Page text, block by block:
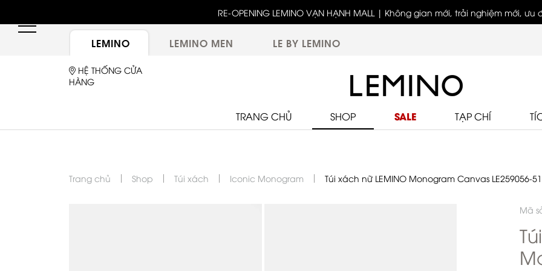
túi LEMINO với logo Double L mới sau một thập kỷ
RE-OPENING LEMINO VẠN HẠNH MALL | Không gian mới, trải nghiệm mới, ưu
biệt
LEMINO LEMINO MEN LE BY LEMINO
HỆ THỐNG CỬA
HÀNG
TRANG CHỦ SHOP SALE TẠP CHÍ
Trang chủ Shop Túi xách Iconic Monogram Túi xách nữ LEMINO Monogram Canvas LE259056-51
Mã